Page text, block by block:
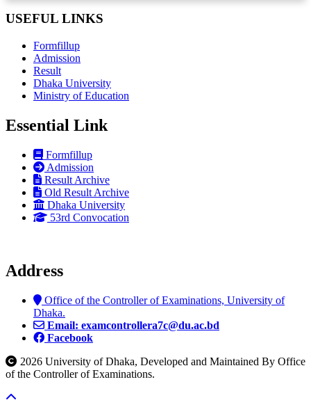
USEFUL LINKS
Formfillup
Admission
Result
Dhaka University
Ministry of Education
Essential Link
Formfillup
Admission
Result Archive
Old Result Archive
Dhaka University
53rd Convocation
Address
Office of the Controller of Examinations, University of
Dhaka.
Email: examcontrollera7c@du.ac.bd
Facebook
2026 University of Dhaka, Developed and Maintained By Office
of the Controller of Examinations.